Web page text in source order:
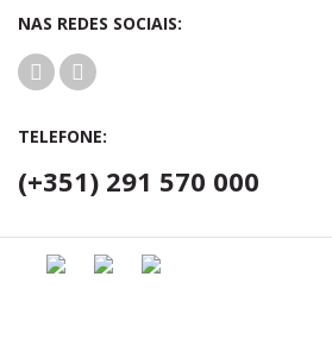
NAS REDES SOCIAIS:
TELEFONE:
(+351) 291 570 000